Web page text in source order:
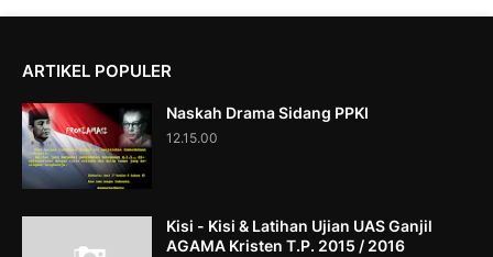
ARTIKEL POPULER
Naskah Drama Sidang PPKI
12.15.00
Kisi - Kisi & Latihan Ujian UAS Ganjil
AGAMA Kristen T.P. 2015 / 2016